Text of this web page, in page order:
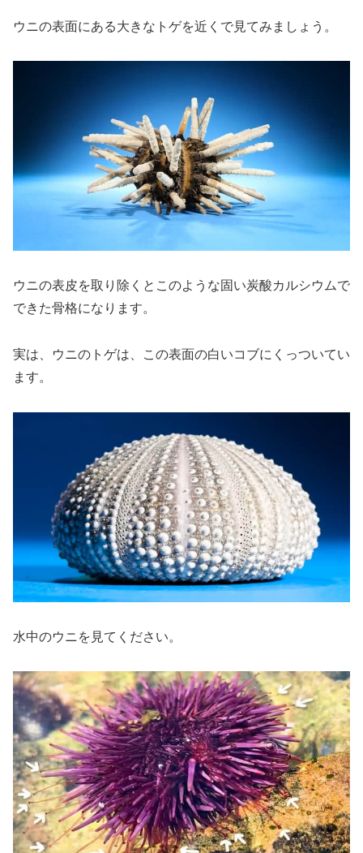
ウニの表面にある大きなトゲを近くで見てみましょう。
ウニの表皮を取り除くとこのような固い炭酸カルシウムで
できた骨格になります。
実は、ウニのトゲは、この表面の白いコブにくっついてい
ます。
水中のウニを見てください。